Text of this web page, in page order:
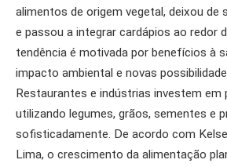
alimentos de origem vegetal, deixou de
e passou a integrar cardápios ao redor
tendência é motivada por benefícios à
impacto ambiental e novas
Restaurantes e indústrias investem em
utilizando legumes, grãos, sementes e
sofisticadamente. De acordo com
Lima, o crescimento da alimentação